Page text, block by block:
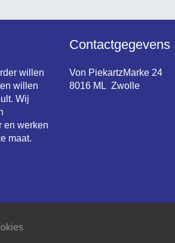
willen
willen
Wij
en werken
maat.
Contactgegevens
Von PiekartzMarke 24
8016 ML Zwolle